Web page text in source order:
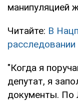
манипуляцией
Читайте: В
"Когда я
депутат, я
документы. По